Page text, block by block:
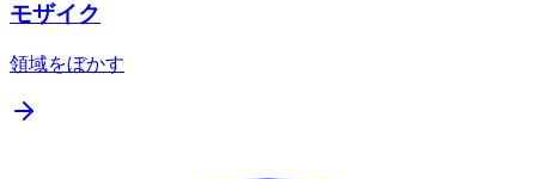
モザイク
領域をぼかす